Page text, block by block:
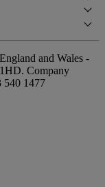
and Wales -
Company
540 1477